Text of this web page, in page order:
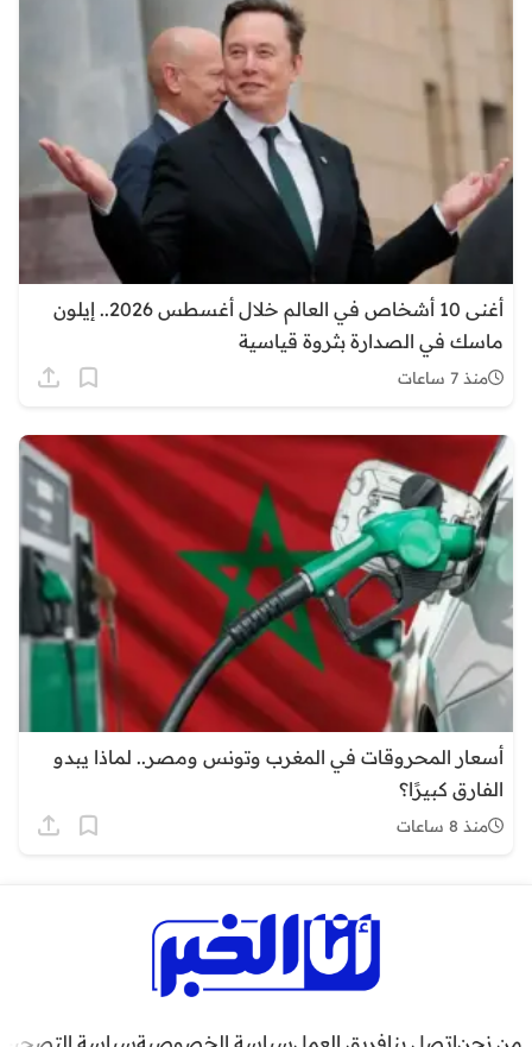
أغنى 10 أشخاص في العالم خلال أغسطس 2026.. إيلون
ماسك في الصدارة بثروة قياسية
منذ 7 ساعات
أسعار المحروقات في المغرب وتونس ومصر.. لماذا يبدو
الفارق كبيرًا؟
منذ 8 ساعات